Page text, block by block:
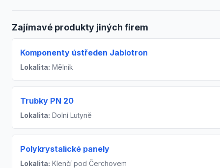
Zajímavé produkty jiných firem
Komponenty ústředen Jablotron
Lokalita: Mělník
Trubky PN 20
Lokalita: Dolní Lutyně
Polykrystalické panely
Lokalita: Klenčí pod Čerchovem